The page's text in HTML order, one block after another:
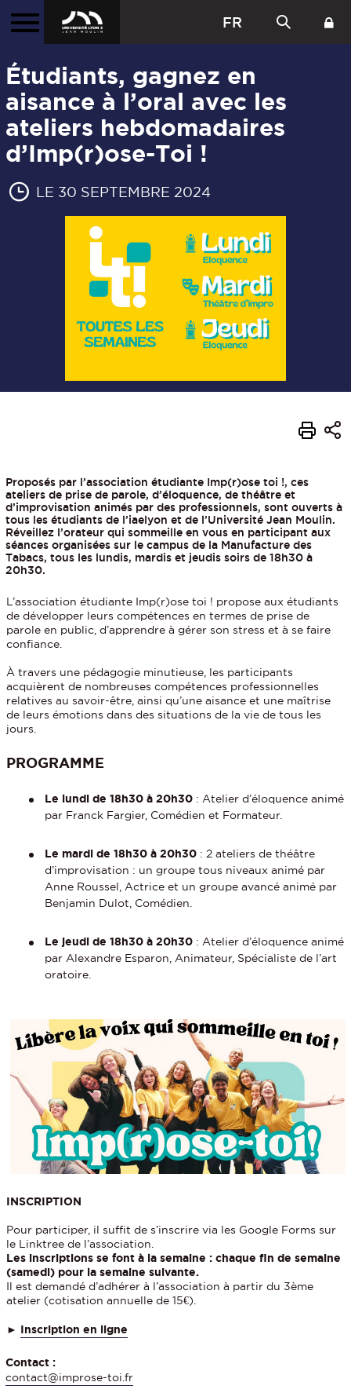
FR
Étudiants, gagnez en
aisance à l’oral avec les
ateliers hebdomadaires
d’Imp(r)ose-Toi !
LE 30 SEPTEMBRE 2024
Proposés par l’association étudiante Imp(r)ose toi !, ces
ateliers de prise de parole, d’éloquence, de théâtre et
d’improvisation animés par des professionnels, sont ouverts à
tous les étudiants de l’iaelyon et de l’Université Jean Moulin.
Réveillez l’orateur qui sommeille en vous en participant aux
séances organisées sur le campus de la Manufacture des
Tabacs, tous les lundis, mardis et jeudis soirs de 18h30 à
20h30.
L’association étudiante Imp(r)ose toi ! propose aux étudiants
de développer leurs compétences en termes de prise de
parole en public, d’apprendre à gérer son stress et à se faire
confiance.
À travers une pédagogie minutieuse, les participants
acquièrent de nombreuses compétences professionnelles
relatives au savoir-être, ainsi qu’une aisance et une maîtrise
de leurs émotions dans des situations de la vie de tous les
jours.
PROGRAMME
Le lundi de 18h30 à 20h30 : Atelier d’éloquence animé
par Franck Fargier, Comédien et Formateur.
Le mardi de 18h30 à 20h30 : 2 ateliers de théâtre
d’improvisation : un groupe tous niveaux animé par
Anne Roussel, Actrice et un groupe avancé animé par
Benjamin Dulot, Comédien.
Le jeudi de 18h30 à 20h30 : Atelier d’éloquence animé
par Alexandre Esparon, Animateur, Spécialiste de l’art
oratoire.
INSCRIPTION
Pour participer, il suffit de s’inscrire via les Google Forms sur
le Linktree de l’association.
Les inscriptions se font à la semaine : chaque fin de semaine
(samedi) pour la semaine suivante.
Il est demandé d’adhérer à l’association à partir du 3ème
atelier (cotisation annuelle de 15€).
► Inscription en ligne
Contact :
contact@improse-toi.fr